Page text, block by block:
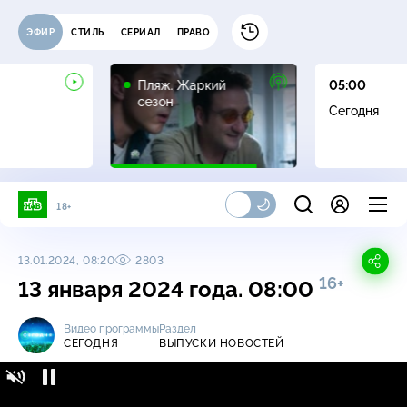
ЭФИР СТИЛЬ СЕРИАЛ ПРАВО
Пляж. Жаркий
сезон
16+
05:00
Сегодня
18+
13.01.2024, 08:20 2803
13 января 2024 года. 08:00 16+
Видео программы
СЕГОДНЯ
Раздел
ВЫПУСКИ НОВОСТЕЙ